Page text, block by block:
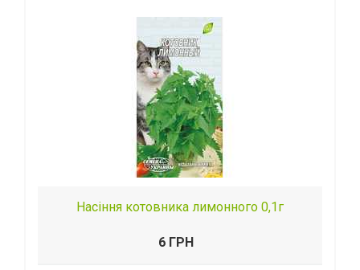
Насіння котовника лимонного 0,1г
6 ГРН